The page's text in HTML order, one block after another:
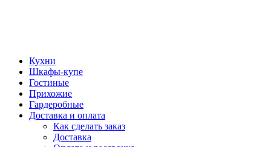
Кухни
Шкафы-купе
Гостиные
Прихожие
Гардеробные
Доставка и оплата
Как сделать заказ
Доставка